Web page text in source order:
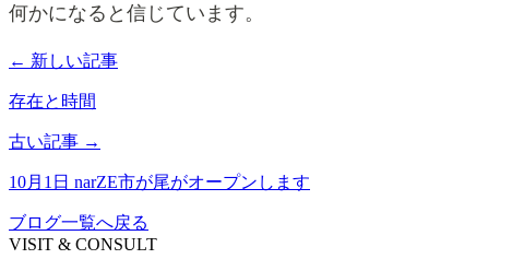
何かになると信じています。
← 新しい記事
存在と時間
古い記事 →
10月1日 narZE市が尾がオープンします
ブログ一覧へ戻る
VISIT & CONSULT